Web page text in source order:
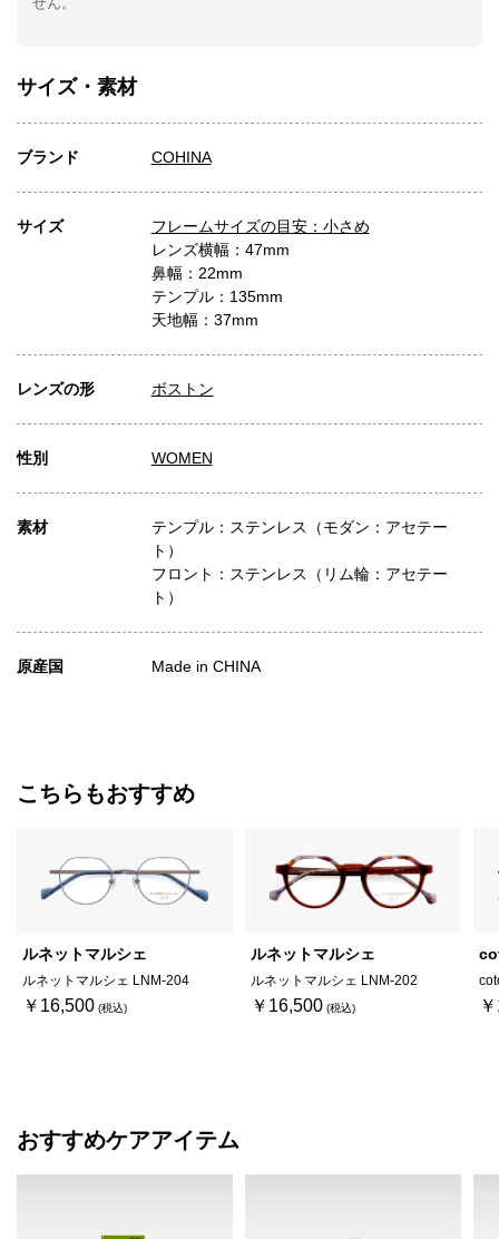
サイズ・素材
ブランド COHINA
サイズ
フレームサイズの目安：小さめ
レンズ横幅：47mm
鼻幅：22mm
テンプル：135mm
天地幅：37mm
レンズの形 ボストン
性別 WOMEN
素材
テンプル：ステンレス（モダン：アセテー
ト）
フロント：ステンレス（リム輪：アセテー
ト）
原産国 Made in CHINA
こちらもおすすめ
ルネットマルシェ
ルネットマルシェ LNM-204
￥16,500
ルネットマルシェ
ルネットマルシェ LNM-202
￥16,500
おすすめケアアイテム